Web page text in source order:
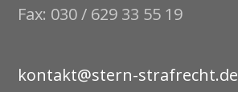
Fax: 030 / 629 33 55 19
kontakt@stern-strafrecht.de